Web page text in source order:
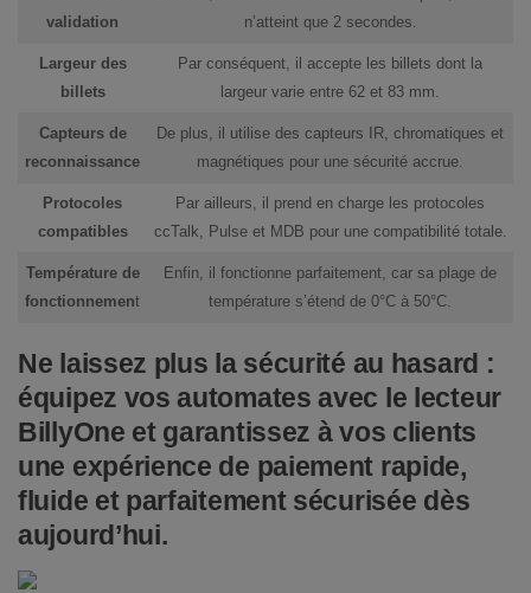
validation
n’atteint que 2 secondes.
Largeur des
billets
Par conséquent, il accepte les billets dont la
largeur varie entre 62 et 83 mm.
Capteurs de
reconnaissance
De plus, il utilise des capteurs IR, chromatiques et
magnétiques pour une sécurité accrue.
Protocoles
compatibles
Par ailleurs, il prend en charge les protocoles
ccTalk, Pulse et MDB pour une compatibilité totale.
Température de
fonctionnement
Enfin, il fonctionne parfaitement, car sa plage de
température s’étend de 0°C à 50°C.
Ne laissez plus la sécurité au hasard :
équipez vos automates avec le lecteur
BillyOne et garantissez à vos clients
une expérience de paiement rapide,
fluide et parfaitement sécurisée dès
aujourd’hui.